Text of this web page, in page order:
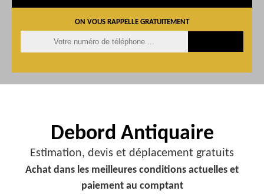
ON VOUS RAPPELLE GRATUITEMENT
Debord Antiquaire
Estimation, devis et déplacement gratuits
Achat dans les meilleures conditions actuelles et
paiement au comptant